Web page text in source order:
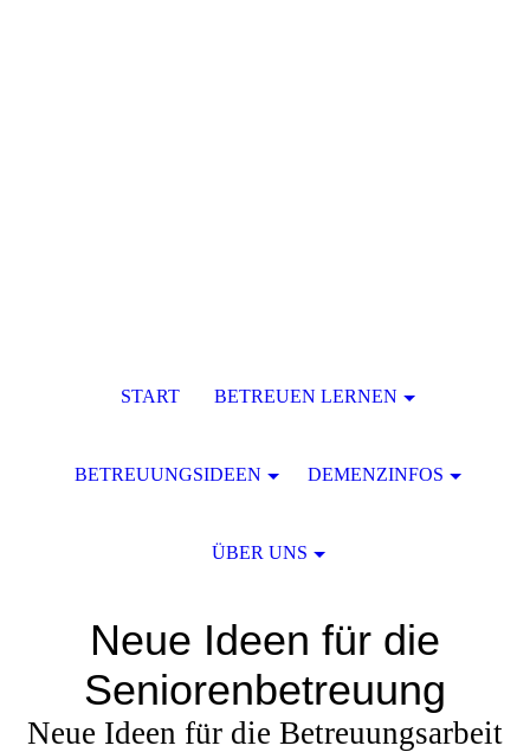
Neue Ideen für die
Seniorenbetreuung
Neue Ideen für die Betreuungsarbeit
START BETREUEN LERNEN
BETREUUNGSIDEEN DEMENZINFOS
ÜBER UNS